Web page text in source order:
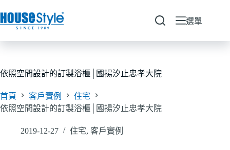
至
要
容
選單
依照空間設計的訂製浴櫃│國揚汐止忠孝大院
首頁 客戶實例
住宅
依照空間設計的訂製浴櫃│國揚汐止忠孝大院
2019-12-27 住宅, 客戶實例